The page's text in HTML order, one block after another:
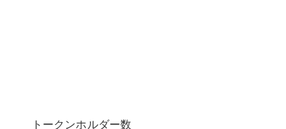
トークンホルダー数